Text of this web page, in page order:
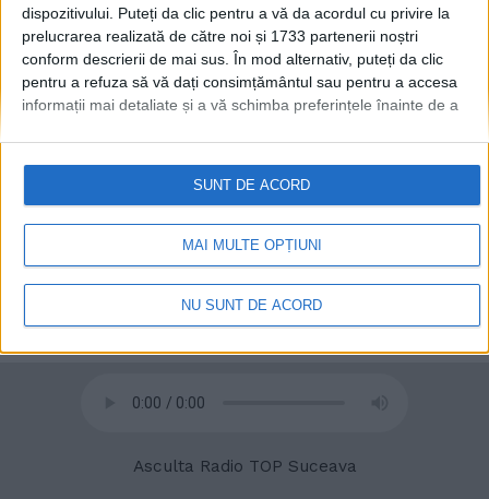
dispozitivului. Puteți da clic pentru a vă da acordul cu privire la
prelucrarea realizată de către noi și 1733 partenerii noștri
conform descrierii de mai sus. În mod alternativ, puteți da clic
pentru a refuza să vă dați consimțământul sau pentru a accesa
informații mai detaliate și a vă schimba preferințele înainte de a
retrageți consimțământul în orice moment, revenind la acest site
și făcând clic pe butonul "Confidențialitate" din partea de jos a
paginii web.
MAI MULTE OPȚIUNI
NU SUNT DE ACORD
SUNT DE ACORD
27 FEBRUARIE, 2024
© 2020Radio TOP Suceava 104 FM
Asculta Radio TOP Suceava